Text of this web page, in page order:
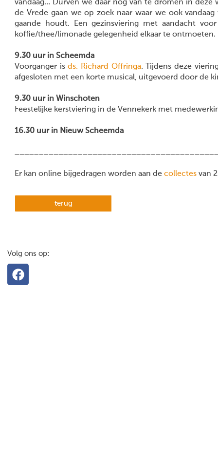
vandaag… Durven we daar nog van te dromen in
de Vrede gaan we op zoek naar waar we ook
gaande houdt. Een gezinsviering met aandacht
koffie/thee/limonade gelegenheid elkaar te ontmoeten.
9.30 uur in Scheemda
Voorganger isds. Richard Offringa. Tijdens deze
afgesloten met een korte musical, uitgevoerd door de
9.30 uur in Winschoten
Feestelijke kerstviering in de Vennekerk met
16.30 uur in Nieuw Scheemda
Er kan online bijgedragen worden aan de collectes van
terug
Volg ons op: